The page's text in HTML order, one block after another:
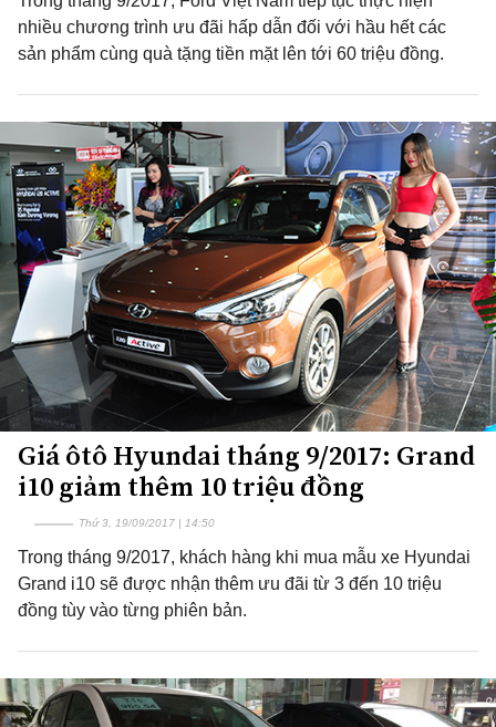
nhiều chương trình ưu đãi hấp dẫn đối với hầu hết các
sản phẩm cùng quà tặng tiền mặt lên tới 60 triệu đồng.
Giá ôtô Hyundai tháng 9/2017: Grand
i10 giảm thêm 10 triệu đồng
Thứ 3, 19/09/2017 | 14:50
Trong tháng 9/2017, khách hàng khi mua mẫu xe Hyundai
Grand i10 sẽ được nhận thêm ưu đãi từ 3 đến 10 triệu
đồng tùy vào từng phiên bản.